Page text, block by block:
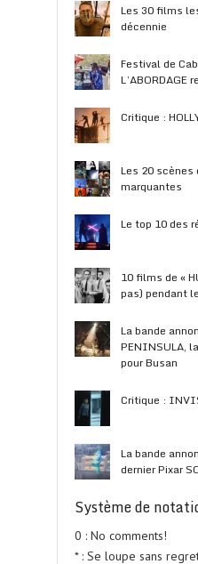
Les 30 films
décennie
Festival de
L’ABORDAGE
Critique :
Les 20
marquantes
Le top 10 des
10 films de «
pas) pendant
La bande
PENINSULA,
pour Busan
Critique :
La bande
dernier Pixar
Système de
0 : No comments!
* : Se loupe sans